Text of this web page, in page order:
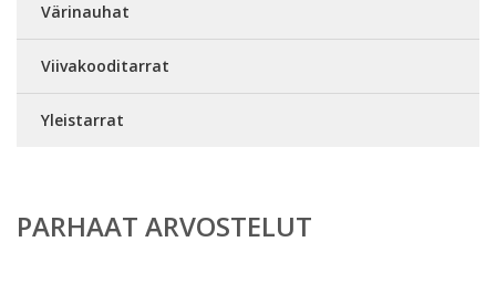
Värinauhat
Viivakooditarrat
Yleistarrat
PARHAAT ARVOSTELUT